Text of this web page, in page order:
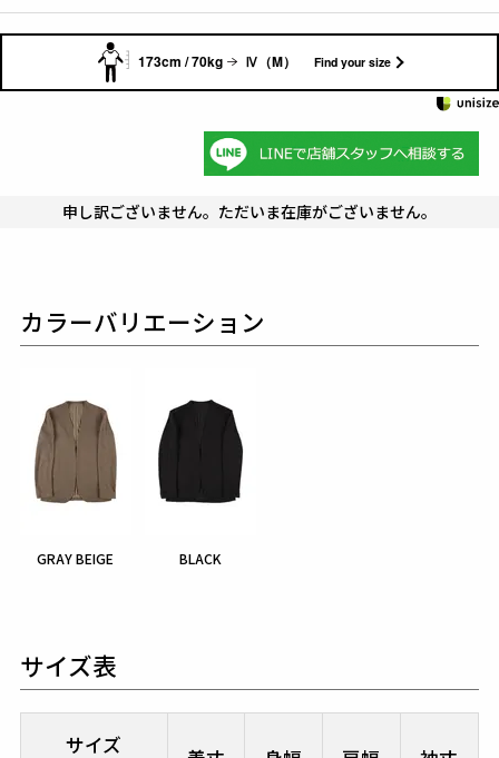
173cm / 70kg Ⅳ（M） Find your size
申し訳ございません。ただいま在庫がございません。
カラーバリエーション
GRAY BEIGE BLACK
サイズ表
サイズ